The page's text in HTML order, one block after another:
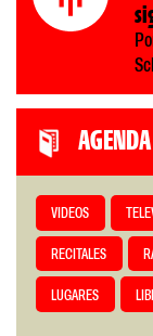
AGENDA
VIDEOS
RECITALES
LUGARES